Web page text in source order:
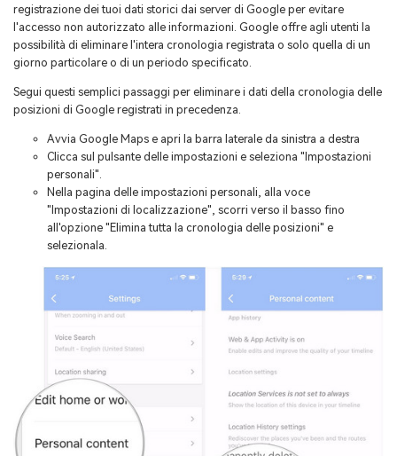
registrazione dei tuoi dati storici dai server di Google per evitare
l'accesso non autorizzato alle informazioni. Google offre agli utenti la
possibilità di eliminare l'intera cronologia registrata o solo quella di un
giorno particolare o di un periodo specificato.
Segui questi semplici passaggi per eliminare i dati della cronologia delle
posizioni di Google registrati in precedenza.
Avvia Google Maps e apri la barra laterale da sinistra a destra
Clicca sul pulsante delle impostazioni e seleziona "Impostazioni
personali".
Nella pagina delle impostazioni personali, alla voce
"Impostazioni di localizzazione", scorri verso il basso fino
all'opzione "Elimina tutta la cronologia delle posizioni" e
selezionala.